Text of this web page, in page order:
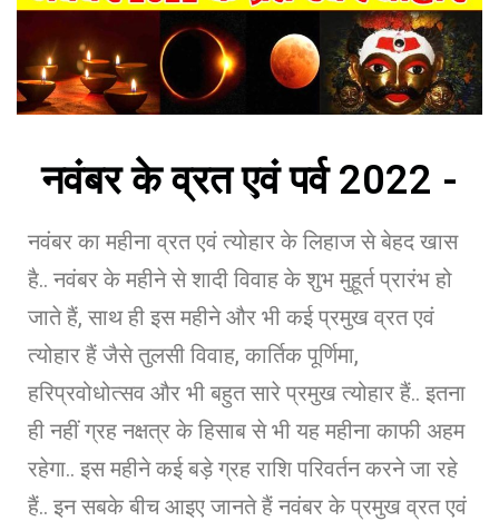
नवंबर के व्रत एवं पर्व 2022 -
नवंबर का महीना व्रत एवं त्योहार के लिहाज से बेहद खास
है.. नवंबर के महीने से शादी विवाह के शुभ मुहूर्त प्रारंभ हो
जाते हैं, साथ ही इस महीने और भी कई प्रमुख व्रत एवं
त्योहार हैं जैसे तुलसी विवाह, कार्तिक पूर्णिमा,
हरिप्रवोधोत्सव और भी बहुत सारे प्रमुख त्योहार हैं.. इतना
ही नहीं ग्रह नक्षत्र के हिसाब से भी यह महीना काफी अहम
रहेगा.. इस महीने कई बड़े ग्रह राशि परिवर्तन करने जा रहे
हैं.. इन सबके बीच आइए जानते हैं नवंबर के प्रमुख व्रत एवं